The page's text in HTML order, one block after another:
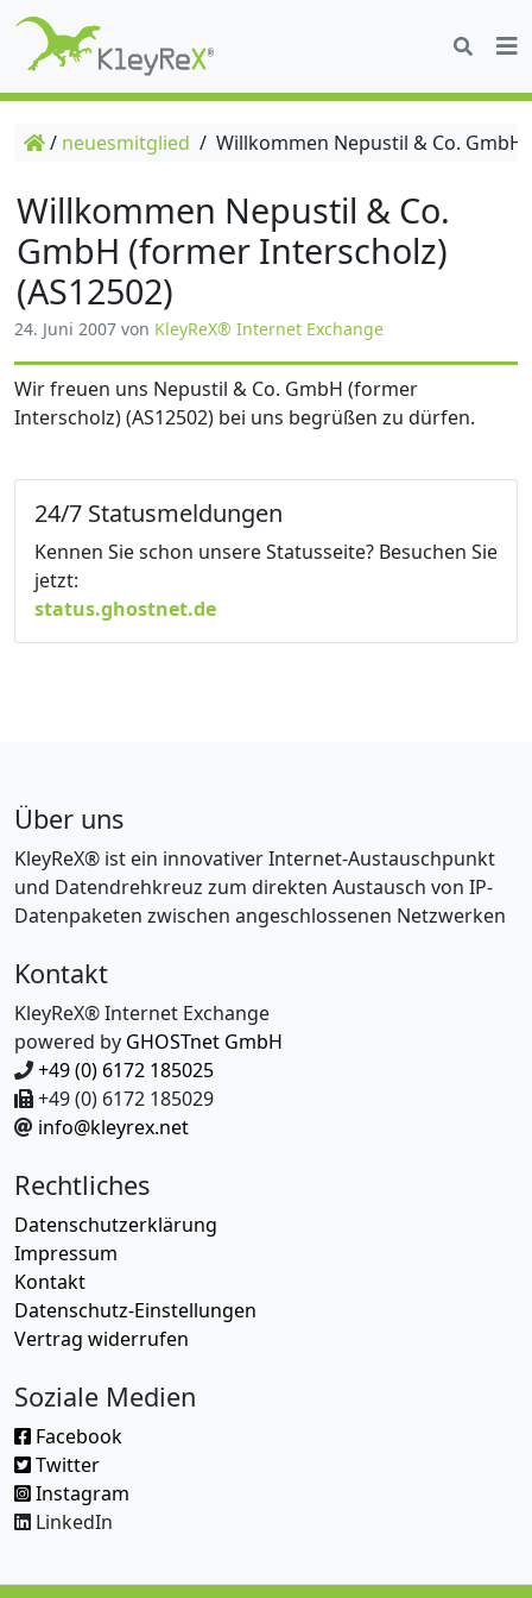
/ neuesmitglied / Willkommen Nepustil & Co.
Willkommen Nepustil & Co.
GmbH (former Interscholz)
(AS12502)
24. Juni 2007 von KleyReX® Internet Exchange
Wir freuen uns Nepustil & Co. GmbH (former
Interscholz) (AS12502) bei uns begrüßen zu dürfen.
24/7 Statusmeldungen
Kennen Sie schon unsere Statusseite? Besuchen Sie
jetzt:
status.ghostnet.de
Über uns
KleyReX® ist ein innovativer Internet-Austauschpunkt
und Datendrehkreuz zum direkten Austausch von IP-
Datenpaketen zwischen angeschlossenen Netzwerken
Kontakt
KleyReX® Internet Exchange
powered by GHOSTnet GmbH
+49 (0) 6172 185025
+49 (0) 6172 185029
info@kleyrex.net
Rechtliches
Datenschutzerklärung
Impressum
Kontakt
Datenschutz-Einstellungen
Vertrag widerrufen
Soziale Medien
Facebook
Twitter
Instagram
LinkedIn